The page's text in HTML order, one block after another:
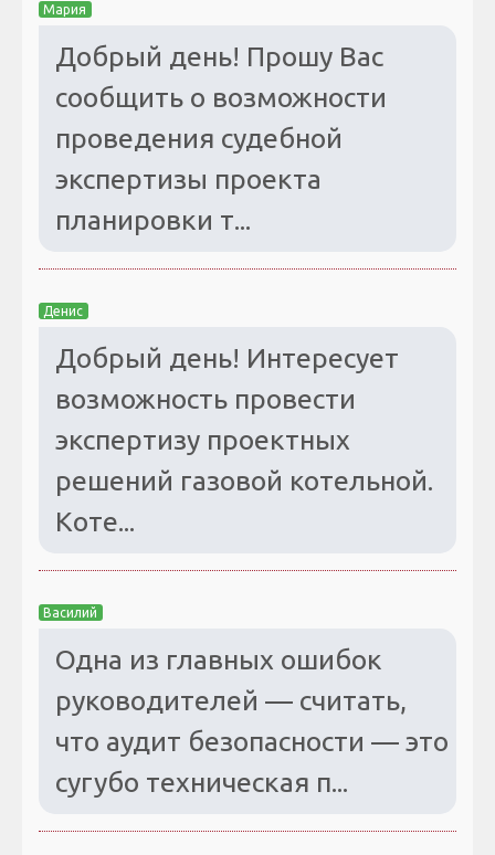
Мария
Добрый день! Прошу Вас
сообщить о возможности
проведения судебной
экспертизы проекта
планировки т...
Денис
Добрый день! Интересует
возможность провести
экспертизу проектных
решений газовой котельной.
Коте...
Василий
Одна из главных ошибок
руководителей — считать,
что аудит безопасности — это
сугубо техническая п...